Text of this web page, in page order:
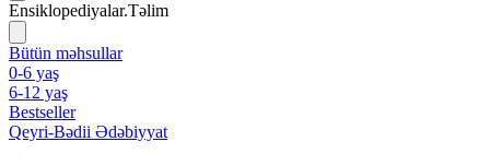
Ensiklopediyalar.Təlim
Bütün məhsullar
0-6 yaş
6-12 yaş
Bestseller
Qeyri-Bədii Ədəbiyyat